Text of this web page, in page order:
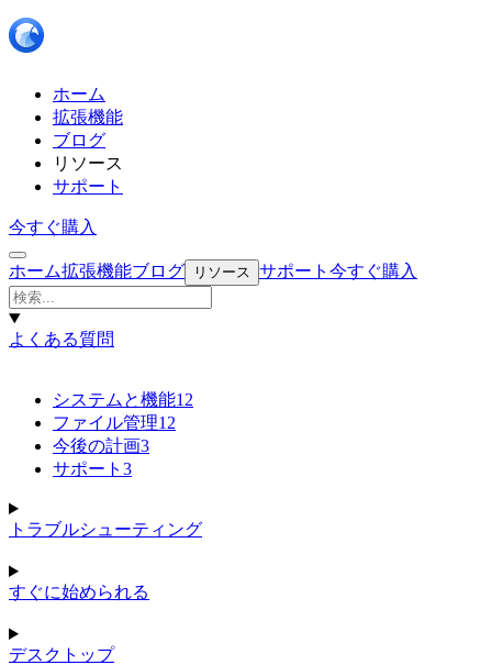
ホーム
拡張機能
ブログ
リソース
サポート
今すぐ購入
ホーム拡張機能ブログ リソース サポート 今すぐ購入
よくある質問
システムと機能12
ファイル管理12
今後の計画3
サポート 3
トラブルシューティング
すぐに始められる
デスクトップ